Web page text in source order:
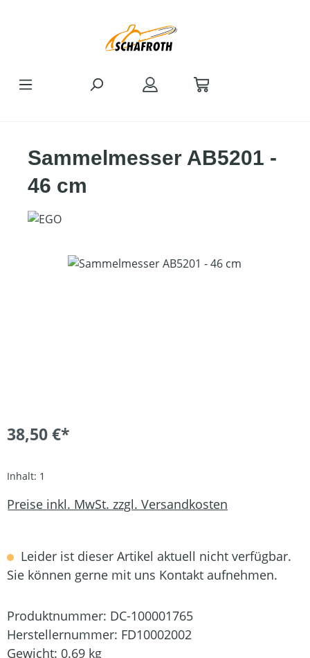
Sammelmesser AB5201 -
46 cm
Bildergalerie überspringen
38,50 €*
Inhalt: 1
Preise inkl. MwSt. zzgl. Versandkosten
Leider ist dieser Artikel aktuell nicht verfügbar.
Sie können gerne mit uns Kontakt aufnehmen.
Produktnummer: DC-100001765
Herstellernummer: FD10002002
Gewicht: 0.69 kg